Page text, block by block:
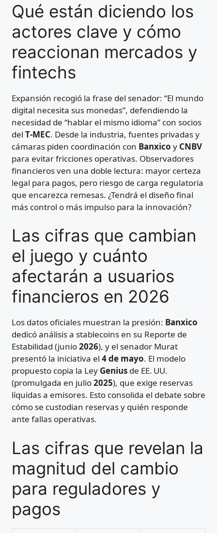
Qué están diciendo los
actores clave y cómo
reaccionan mercados y
fintechs
Expansión recogió la frase del senador: “El mundo
digital necesita sus monedas”, defendiendo la
necesidad de “hablar el mismo idioma” con socios
del T‑MEC. Desde la industria, fuentes privadas y
cámaras piden coordinación con Banxico y CNBV
para evitar fricciones operativas. Observadores
financieros ven una doble lectura: mayor certeza
legal para pagos, pero riesgo de carga regulatoria
que encarezca remesas. ¿Tendrá el diseño final
más control o más impulso para la innovación?
Las cifras que cambian
el juego y cuánto
afectarán a usuarios
financieros en 2026
Los datos oficiales muestran la presión: Banxico
dedicó análisis a stablecoins en su Reporte de
Estabilidad (junio2026), y el senador Murat
presentó la iniciativa el 4 de mayo. El modelo
propuesto copia la Ley Genius de EE. UU.
(promulgada en julio2025), que exige reservas
líquidas a emisores. Esto consolida el debate sobre
cómo se custodian reservas y quién responde
ante fallas operativas.
Las cifras que revelan la
magnitud del cambio
para reguladores y
pagos